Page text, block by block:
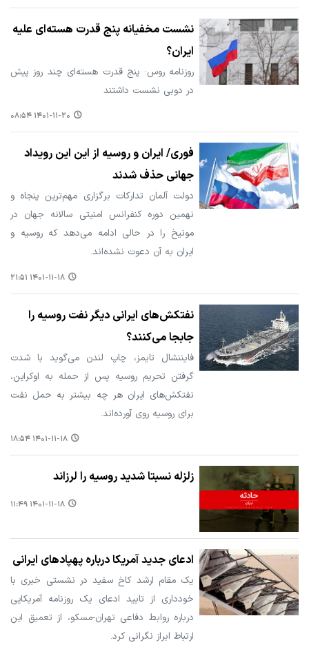
نشست مخفیانه پنج قدرت هسته‌ای علیه
ایران؟
روزنامه روس: پنج قدرت هسته‌ای چند روز پیش
در دوبی نشست داشتند
۱۴۰۱-۱۱-۲۰ ۰۸:۵۴
فوری/ ایران و روسیه از این این رویداد
جهانی حذف شدند
دولت آلمان تدارکات برگزاری مهم‌ترین پنجاه و
نهمین دوره کنفرانس امنیتی سالانه جهان در
مونیخ را در حالی ادامه می‌دهد که روسیه و
ایران به آن دعوت نشده‌اند.
۱۴۰۱-۱۱-۱۸ ۲۱:۵۱
نفتکش‌های ایرانی دیگر نفت روسیه را
جابجا می‌کنند؟
فایننشال تایمز، چاپ لندن می‌گوید با شدت
گرفتن تحریم روسیه پس از حمله به اوکراین،
نفتکش‌های ایران هر چه بیشتر به حمل نفت
برای روسیه روی آورده‌اند.
۱۴۰۱-۱۱-۱۸ ۱۸:۵۴
زلزله نسبتا شدید روسیه را لرزاند
۱۴۰۱-۱۱-۱۸ ۱۱:۴۹
ادعای جدید آمریکا درباره پهپادهای ایرانی
یک مقام ارشد کاخ سفید در نشستی خبری با
خودداری از تایید ادعای یک روزنامه آمریکایی
درباره روابط دفاعی تهران-مسکو، از تعمیق این
ارتباط ابراز نگرانی کرد.